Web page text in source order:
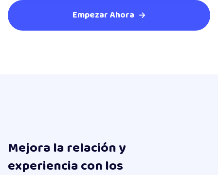
Empezar Ahora 
Mejora la relación y
experiencia con los